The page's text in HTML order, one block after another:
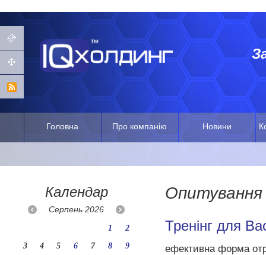
Головна Про компанію Новини
Календар
Серпень2026
1
2
3
4 5 6 7 8
9
Опитування
Тренінг для
ефективна форма